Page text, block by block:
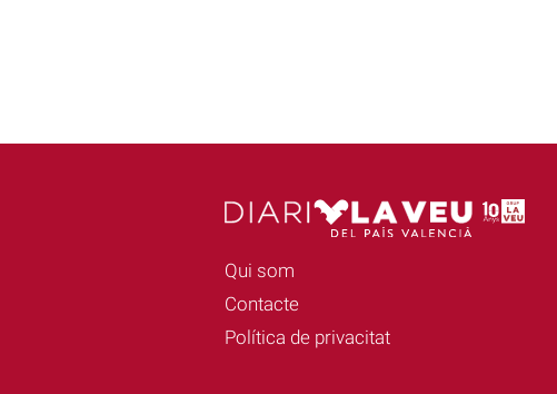
Qui som
Contacte
Política de privacitat